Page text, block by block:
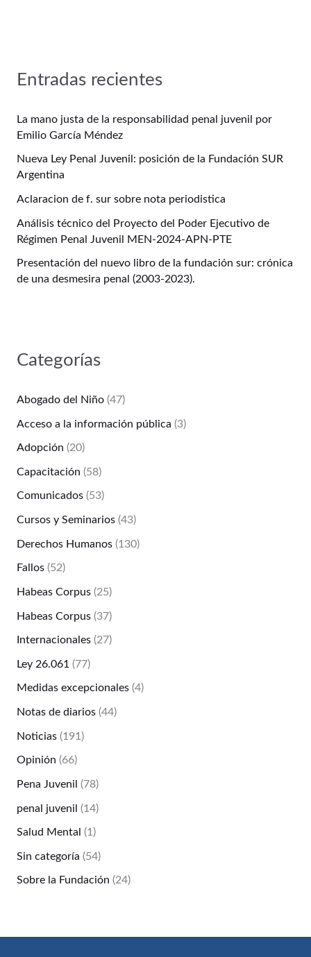
Entradas recientes
La mano justa de la responsabilidad penal juvenil por
Emilio García Méndez
Nueva Ley Penal Juvenil: posición de la Fundación SUR
Argentina
Aclaracion de f. sur sobre nota periodistica
Análisis técnico del Proyecto del Poder Ejecutivo de
Régimen Penal Juvenil MEN-2024-APN-PTE
Presentación del nuevo libro de la fundación sur: crónica
de una desmesira penal (2003-2023).
Categorías
Abogado del Niño(47)
Acceso a la información pública (3)
Adopción (20)
Capacitación (58)
Comunicados(53)
Cursos y Seminarios(43)
Derechos Humanos(130)
Fallos(52)
Habeas Corpus(25)
Habeas Corpus(37)
Internacionales(27)
Ley 26.061 (77)
Medidas excepcionales(4)
Notas de diarios(44)
Noticias(191)
Opinión (66)
Pena Juvenil (78)
penal juvenil (14)
Salud Mental (1)
Sin categoría (54)
Sobre la Fundación (24)